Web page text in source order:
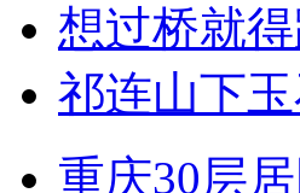
想过桥就
祁连山下
重庆30层